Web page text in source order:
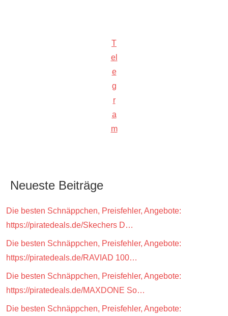
T
el
e
g
r
a
m
Neueste Beiträge
Die besten Schnäppchen, Preisfehler, Angebote:
https://piratedeals.de/Skechers D…
Die besten Schnäppchen, Preisfehler, Angebote:
https://piratedeals.de/RAVIAD 100…
Die besten Schnäppchen, Preisfehler, Angebote:
https://piratedeals.de/MAXDONE So…
Die besten Schnäppchen, Preisfehler, Angebote: